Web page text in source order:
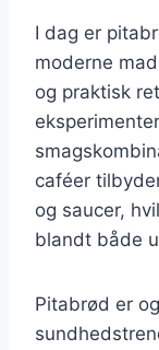
I dag er
moderne
og praktisk
caféer
og saucer,
blandt både
Pitabrød er